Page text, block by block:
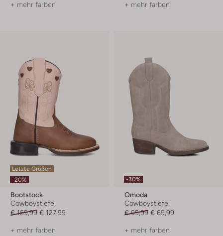
+ mehr farben + mehr farben
Letzte Größen
-20%
Bootstock
Cowboystiefel
€ 159,99 € 127,99
+ mehr farben
-30%
Omoda
Cowboystiefel
€ 99,99 € 69,99
+ mehr farben